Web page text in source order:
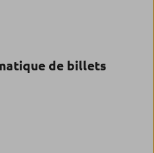
de billets